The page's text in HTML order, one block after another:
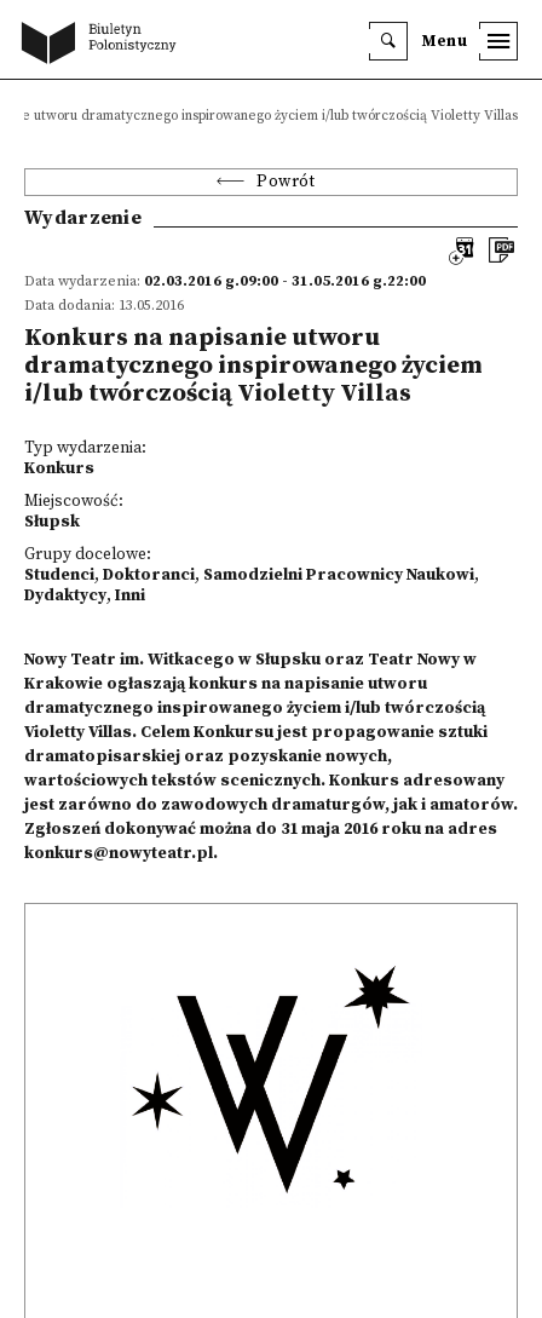
Menu
utworu dramatycznego inspirowanego życiem i/lub twórczością Violetty Villas
Powrót
Wydarzenie
Data wydarzenia: 02.03.2016 g.09:00 - 31.05.2016 g.22:00
Data dodania: 13.05.2016
Konkurs na napisanie utworu
dramatycznego inspirowanego życiem
i/lub twórczością Violetty Villas
Typ wydarzenia:
Konkurs
Miejscowość:
Słupsk
Grupy docelowe:
Studenci, Doktoranci, Samodzielni Pracownicy Naukowi,
Dydaktycy, Inni
Nowy Teatr im. Witkacego w Słupsku oraz Teatr Nowy w
Krakowie ogłaszają konkurs na napisanie utworu
dramatycznego inspirowanego życiem i/lub twórczością
Violetty Villas. Celem Konkursu jest propagowanie sztuki
dramatopisarskiej oraz pozyskanie nowych,
wartościowych tekstów scenicznych. Konkurs adresowany
jest zarówno do zawodowych dramaturgów, jak i amatorów.
Zgłoszeń dokonywać można do 31 maja 2016 roku na adres
konkurs@nowyteatr.pl.